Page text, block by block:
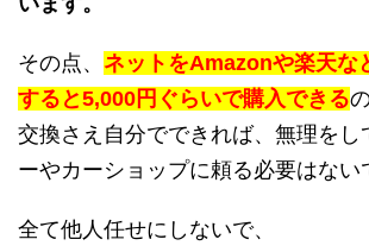
その点、 ネットをAmazonや楽天な
すると5,000円ぐらいで購入できる
交換さえ自分でできれば、無理をし
ーやカーショップに頼る必要はない
全て他人任せにしないで、